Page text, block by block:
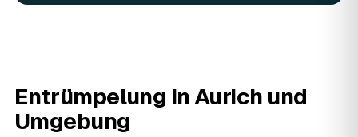
AWL Zentrum vermittelt nur die Entrümpler und ersetzt
keine Steuerberatung — die konkrete Anrechnung klären
Sie mit Ihrem Finanzamt oder Steuerberater.
Entrümpelung inAurich und
Umgebung